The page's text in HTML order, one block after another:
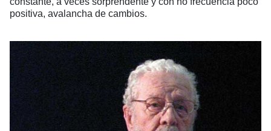
positiva, avalancha de cambios.